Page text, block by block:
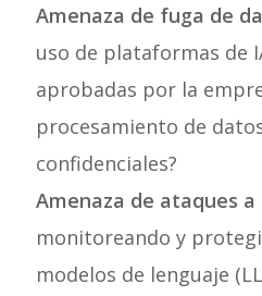
Amenaza de fuga de
uso de plataformas de
aprobadas por la
procesamiento de
confidenciales?
Amenaza de ataques a
monitoreando y
modelos de lenguaje